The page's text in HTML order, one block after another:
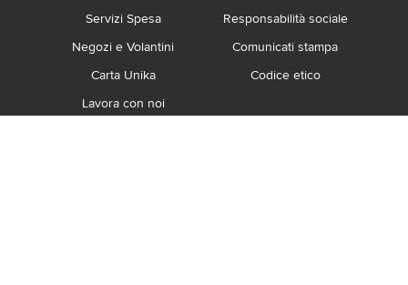
Servizi Spesa
Negozi e Volantini
Carta Unika
Lavora con noi
Responsabilità sociale
Comunicati stampa
Codice etico